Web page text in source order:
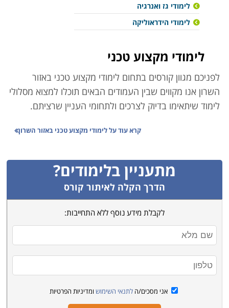
לימודי גז ואנרגיה
לימודי הידראוליקה
לימודי מקצוע טכני
לפניכם מגוון קורסים בתחום לימודי מקצוע טכני באזור
השרון אנו מקווים שבין העמודים הבאים תוכלו למצוא מסלולי
לימוד שיתאימו בדיוק לצרכים ולתחומי העניין שרציתם.
אזור השרון מתפתח מאוד בשנים האחרונות. פרוייקטים
את כמות התושבים בערים ומתוקף כך גם את הצרכים של
אותם תושבים לשירותי חינוך, השכלה ולימודי תעודה. בנוסף
גם מקומות עבודה רבים נפתחו באזור השרון ואפשרויות
תעסוקה לאנשי מקצוע גדלו ועכשיו זה זמן מתאים ללמוד
לימודי מקצוע טכני ולהתחיל בקריירה.
באזור השרון נכללים ישובים וערים כמו רעננה, מדרשת
רופין, נתניה, פתח-תקווה, בית ברל ומכללות רבות שביניהן
קרא עוד עללימודי מקצוע טכני באזור השרון
מתעניין בלימודים?
הדרך הקלה לאיתור קורס
לקבלת מידע נוסף ללא התחייבות:
אני מסכים/ה לתנאי השימוש ומדיניות הפרטיות